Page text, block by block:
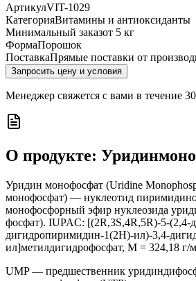
АртикулVIT-1029
КатегорияВитамины и антиоксиданты
Минимальный заказот 5 кг
ФормаПорошок
ПоставкаПрямые поставки от
Запросить цену и условия
Менеджер свяжется с вами в течение
О продукте:
Уридин монофосфат (Uridine
монофосфат) — нуклеотид
монофосфорный эфир нуклеозида
фосфат). IUPAC: [(2R,3S,4R,5R)-5-(2,4-
дигидропиримидин-1(2H)-ил)-3,4-
ил]метилдигидрофосфат, M = 324,18 г/
UMP — предшественник